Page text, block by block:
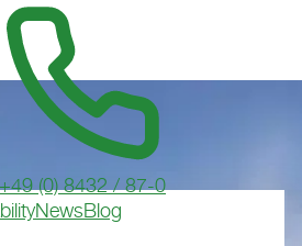
+49 (0) 8432 / 87-0
NewsBlog